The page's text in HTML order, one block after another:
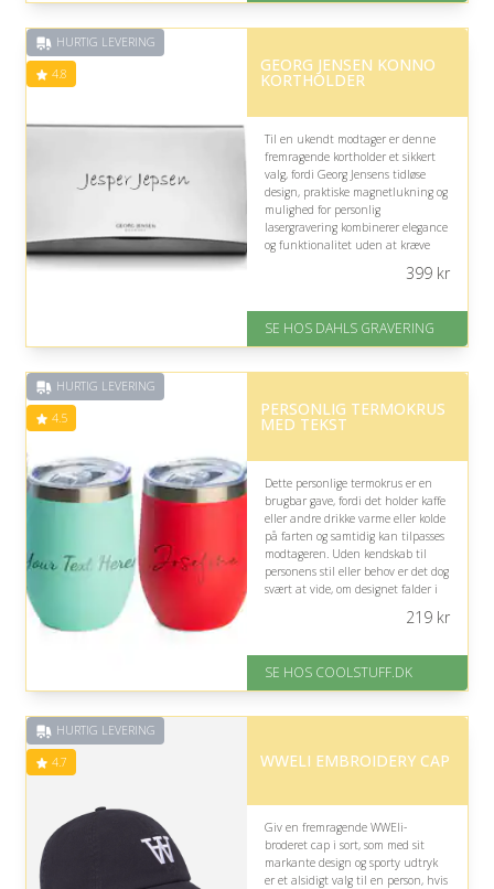
på 4.3 ud af 5
HURTIG LEVERING
4.8 GEORG JENSEN KONNO
KORTHOLDER
Til en ukendt modtager er denne
fremragende kortholder et sikkert
valg, fordi Georg Jensens tidløse
design, praktiske magnetlukning og
mulighed for personlig
lasergravering kombinerer elegance
og funktionalitet uden at kræve
På lager
Levering: 2-3 dage
på 4.8 ud af 5
399kr
SE HOS DAHLS GRAVERING
HURTIG LEVERING
4.5 PERSONLIG TERMOKRUS
MED TEKST
Dette personlige termokrus er en
brugbar gave, fordi det holder kaffe
eller andre drikke varme eller kolde
på farten og samtidig kan tilpasses
modtageren. Uden kendskab til
personens stil eller behov er det dog
svært at vide, om designet falder i
er 1-3 hverdage.
på 4.5 ud af 5
219kr
SE HOS COOLSTUFF.DK
HURTIG LEVERING
4.7 WWELI EMBROIDERY CAP
Giv en fremragende WWEli-
broderet cap i sort, som med sit
markante design og sporty udtryk
er et alsidigt valg til en person, hvis